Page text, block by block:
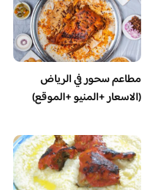
مطاعم سحور في الرياض
(الاسعار +المنيو +الموقع)